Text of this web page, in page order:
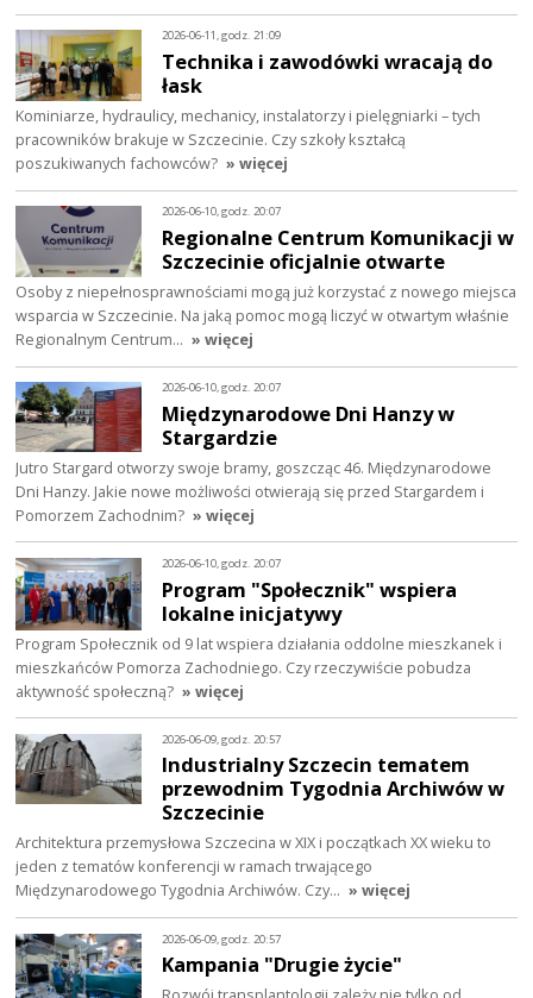
2026-06-11, godz. 21:09
Technika i zawodówki wracają do
łask
Kominiarze, hydraulicy, mechanicy, instalatorzy i pielęgniarki – tych
pracowników brakuje w Szczecinie. Czy szkoły kształcą
poszukiwanych fachowców? » więcej
2026-06-10, godz. 20:07
Regionalne Centrum Komunikacji w
Szczecinie oficjalnie otwarte
Osoby z niepełnosprawnościami mogą już korzystać z nowego miejsca
wsparcia w Szczecinie. Na jaką pomoc mogą liczyć w otwartym właśnie
Regionalnym Centrum… » więcej
2026-06-10, godz. 20:07
Międzynarodowe Dni Hanzy w
Stargardzie
Jutro Stargard otworzy swoje bramy, goszcząc 46. Międzynarodowe
Dni Hanzy. Jakie nowe możliwości otwierają się przed Stargardem i
Pomorzem Zachodnim? » więcej
2026-06-10, godz. 20:07
Program "Społecznik" wspiera
lokalne inicjatywy
Program Społecznik od 9 lat wspiera działania oddolne mieszkanek i
mieszkańców Pomorza Zachodniego. Czy rzeczywiście pobudza
aktywność społeczną? » więcej
2026-06-09, godz. 20:57
Industrialny Szczecin tematem
przewodnim Tygodnia Archiwów w
Szczecinie
Architektura przemysłowa Szczecina w XIX i początkach XX wieku to
jeden z tematów konferencji w ramach trwającego
Międzynarodowego Tygodnia Archiwów. Czy… » więcej
2026-06-09, godz. 20:57
Kampania "Drugie życie"